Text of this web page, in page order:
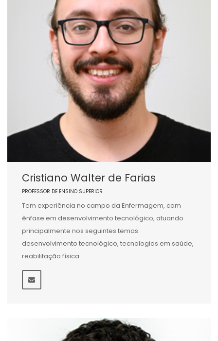
Cristiano Walter de Farias
PROFESSOR DE ENSINO SUPERIOR
Tem experiência no campo da Enfermagem, com
ênfase em desenvolvimento tecnológico, atuando
principalmente nos seguintes temas:
desenvolvimento tecnológico, tecnologias em saúde,
reabilitação física.